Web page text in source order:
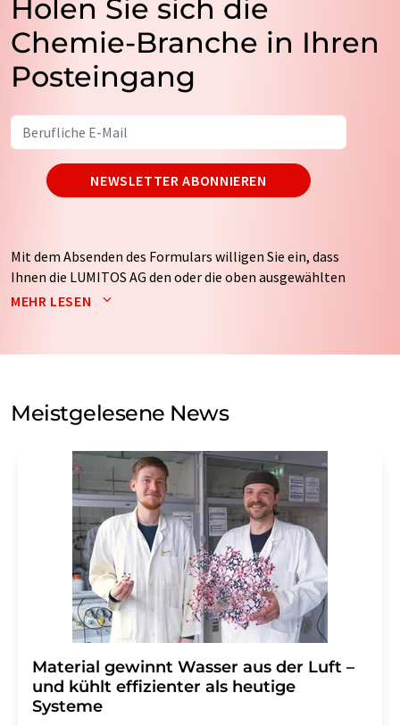
Holen Sie sich die
Chemie-Branche in Ihren
Posteingang
NEWSLETTER ABONNIEREN
Mit dem Absenden des Formulars willigen Sie ein, dass
Ihnen die LUMITOS AG den oder die oben ausgewählten
Newsletter per E-Mail zusendet. Ihre Daten werden
auf Basis unsererDatenschutzerklärung. LUMITOS darf
Meinungsforschung per E-Mail kontaktieren. Ihre
Einwilligung können Sie jederzeit ohne Angabe von
Str. 2, 12489 Berlin oder per E-Mail unter
widerruf@lumitos.commit Wirkung für die Zukunft
widerrufen. Zudem ist in jeder E-Mail ein Link zur
Abbestellung des entsprechenden Newsletters
enthalten.
MEHR LESEN
Meistgelesene News
Material gewinnt Wasser aus der Luft –
und kühlt effizienter als heutige
Systeme